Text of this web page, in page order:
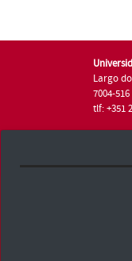
Largo
7004-
tlf: +351